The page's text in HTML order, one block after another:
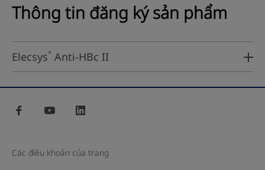
Thông tin đăng ký sản phẩm
Elecsys® Anti-HBc II
facebook youtube
Các điều khoản của trang